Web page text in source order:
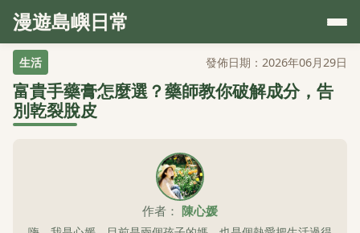
漫遊島嶼日常
生活 發佈日期：2026年06月29日
富貴手藥膏怎麼選？藥師教你破解成分，告
別乾裂脫皮
作者： 陳心媛